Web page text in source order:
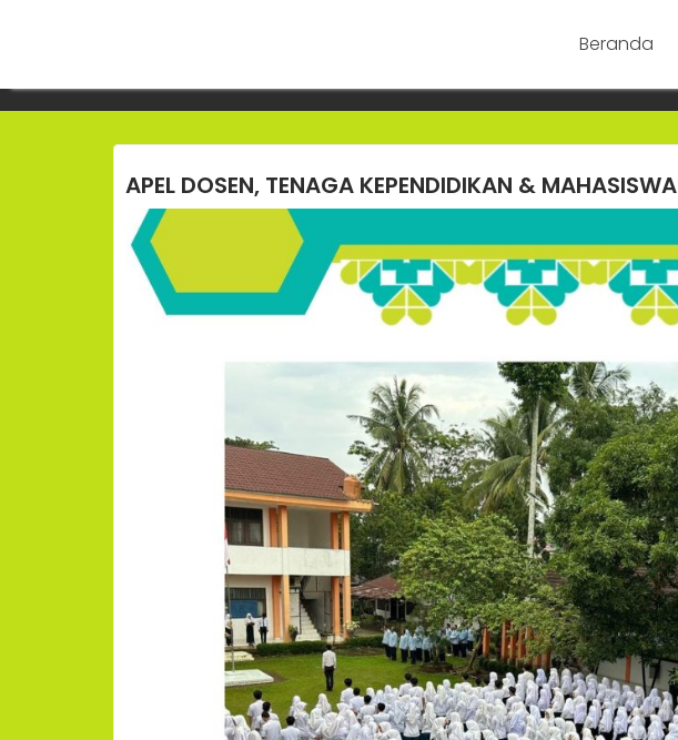
Beranda
APEL DOSEN, TENAGA KEPENDIDIKAN & MAHASISWA